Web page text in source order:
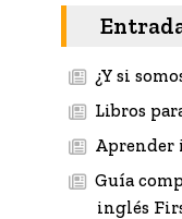
¿Y si
Libros
Aprender
Guía
inglés